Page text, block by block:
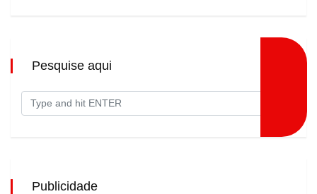
Pesquise aqui
Publicidade